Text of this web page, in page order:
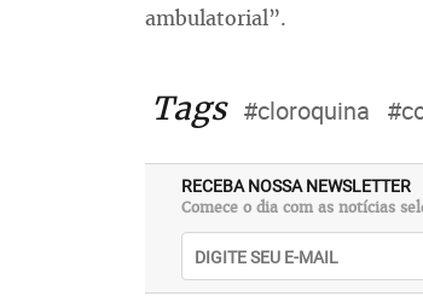
ambulatorial”.
Tags #cloroquina
RECEBA NOSSA NEWSLETTER
Comece o dia com as notícias